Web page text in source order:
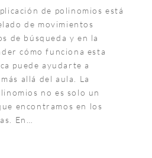
de polinomios está
de movimientos
de búsqueda y en la
cómo funciona esta
puede ayudarte a
allá del aula. La
no es solo un
encontramos en los
En…